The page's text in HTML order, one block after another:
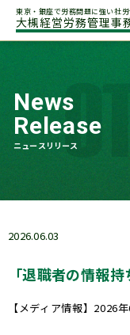
東京・銀座で労務問題に強い社
大槻経営労務管理事
News
Release
ニュースリリース
2026.06.03
「退職者の情報
【メディア情報】2026